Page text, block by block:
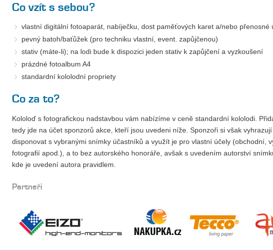
Co vzít s sebou?
vlastní digitální fotoaparát, nabíječku, dost paměťových karet a/nebo přenosné
pevný batoh/baťůžek (pro techniku vlastní, event. zapůjčenou)
stativ (máte-li); na lodi bude k dispozici jeden stativ k zapůjčení a vyzkoušení
prázdné fotoalbum A4
standardní kololodní propriety
Co za to?
Kololoď s fotografickou nadstavbou vám nabízíme v ceně standardní kololodi.
tedy jde na účet sponzorů akce, kteří jsou uvedeni níže. Sponzoři si však
disponovat s vybranými snímky účastníků a využít je pro vlastní účely (obchodní,
fotografií apod.), a to bez autorského honoráře, avšak s uvedením autorství
kde je uvedení autora pravidlem.
Partneři